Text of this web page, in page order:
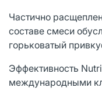
Частично
составе смеси
горьковатый
Эффективность
международными